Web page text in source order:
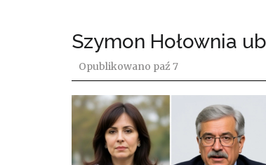
Szymon Hołownia
Opublikowano paź 7